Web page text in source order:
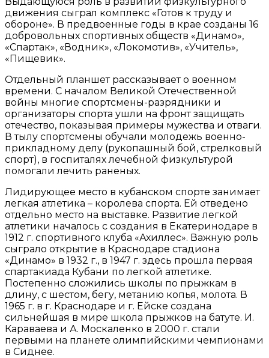
движения сыграл комплекс «Готов к труду и
обороне». В предвоенные годы в крае созданы 16
добровольных спортивных обществ «Динамо»,
«Спартак», «Водник», «Локомотив», «Учитель»,
«Пищевик».
Отдельный планшет рассказывает о военном
времени. С началом Великой Отечественной
войны многие спортсмены-разрядники и
организаторы спорта ушли на фронт защищать
отечество, показывая примеры мужества и отваги.
В тылу спортсмены обучали молодежь военно-
прикладному делу (рукопашный бой, стрелковый
спорт), в госпиталях лечебной физкультурой
помогали лечить раненых.
Лидирующее место в кубанском спорте занимает
легкая атлетика – королева спорта. Ей отведено
отдельно место на выставке. Развитие легкой
атлетики началось с создания в Екатеринодаре в
1912 г. спортивного клуба «Ахиллес». Важную роль
сыграло открытие в Краснодаре стадиона
«Динамо» в 1932 г., в 1947 г. здесь прошла первая
спартакиада Кубани по легкой атлетике.
Постепенно сложились школы по прыжкам в
длину, с шестом, бегу, метанию копья, молота. В
1965 г. в г. Краснодаре и г. Ейске создана
сильнейшая в мире школа прыжков на батуте. И.
Караваева и А. Москаленко в 2000 г. стали
первыми на планете олимпийскими чемпионами
в Сиднее.